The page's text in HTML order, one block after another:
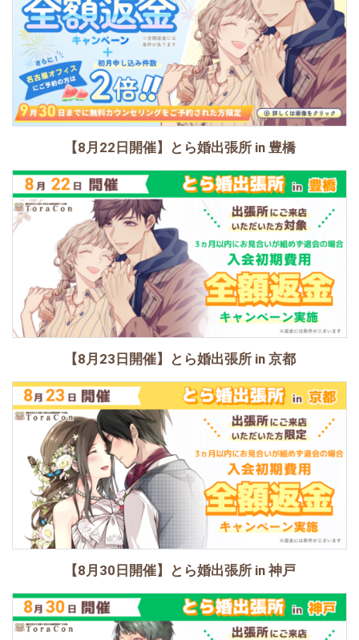
【8月22日開催】とら婚出張所 in 豊橋
【8月23日開催】とら婚出張所 in 京都
【8月30日開催】とら婚出張所 in 神戸